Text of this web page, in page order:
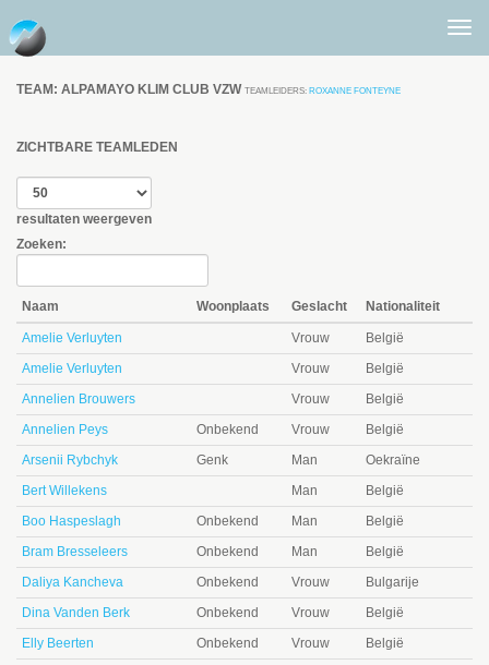
TEAM: ALPAMAYO KLIM CLUB VZW TEAMLEIDERS: ROXANNE FONTEYNE
ZICHTBARE TEAMLEDEN
resultaten weergeven
Zoeken:
Naam Woonplaats Geslacht Nationaliteit
Amelie Verluyten Vrouw
België
Amelie Verluyten
Vrouw
België
Annelien Brouwers
Vrouw
België
Annelien Peys
Onbekend Vrouw
België
Arsenii Rybchyk
Genk Man
Oekraïne
Bert Willekens
Man
België
Boo Haspeslagh
Onbekend Man
België
Bram Bresseleers
Onbekend Man
België
Daliya Kancheva
Onbekend Vrouw
Bulgarije
Dina Vanden Berk
Onbekend Vrouw
België
Elly Beerten
Onbekend Vrouw
België